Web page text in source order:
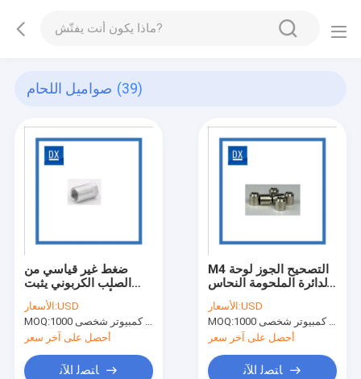
صواميل اللحام (39)
ضغط غير قياسي من
الصلب الكربوني يثبت
الجوز أسطواني صامولة
اللحام الداخلي
الأسعار:USD
MOQ:
جهاز كمبيوتر شخصى 1000
أحصل على آخر سعر
ﺎﺘﺼﻟ ﺍﻶﻧ
M4 التصحيح الجوز لوحة
الدائرة الملحومة النحاس
العمود ثنائي الفينيل
متعدد الكلور اللوحة
اللوحة المعلبة سطح لصق
الجوز
الأسعار:USD
MOQ:
جهاز كمبيوتر شخصى 1000
أحصل على آخر سعر
ﺎﺘﺼﻟ ﺍﻶﻧ